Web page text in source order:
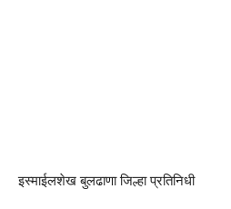
इस्माईलशेख बुलढाणा जिल्हा प्रतिनिधी